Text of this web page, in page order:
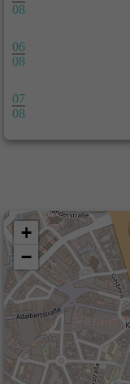
08
06
08
07
08
+
−